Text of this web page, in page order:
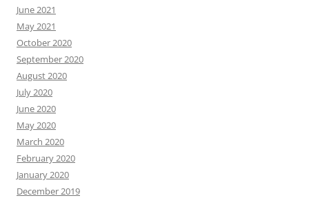
June 2021
May 2021
October 2020
September 2020
August 2020
July 2020
June 2020
May 2020
March 2020
February 2020
January 2020
December 2019